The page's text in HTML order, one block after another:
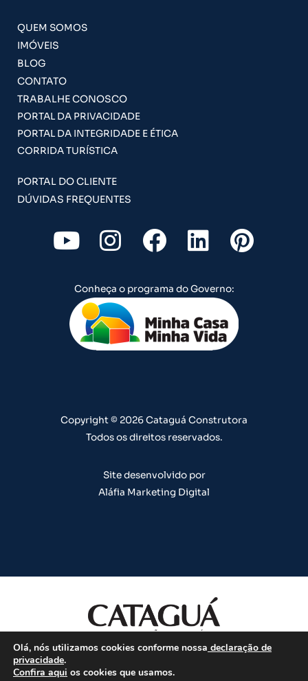
QUEM SOMOS
IMÓVEIS
BLOG
CONTATO
TRABALHE CONOSCO
PORTAL DA PRIVACIDADE
PORTAL DA INTEGRIDADE E ÉTICA
CORRIDA TURÍSTICA
PORTAL DO CLIENTE
DÚVIDAS FREQUENTES
Y
o
u
t
u
b
I
n
s
t
a
g
m
F
a
c
e
b
o
L
i
n
k
e
d
P
i
t
Conheça o programa do Governo:
Copyright © 2026 Cataguá Construtora
Todos os direitos reservados.
Site desenvolvido por
Aláfia Marketing Digital
Olá, nós utilizamos cookies conforme nossa declaração de
privacidade.
Confira aqui os cookies que usamos.